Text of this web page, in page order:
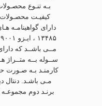
بـه تنـوع
کیفیـت محصـولات
دارای گواهینامـه
مــی باشــد که
کارمنـد بـه صـورت
مـی باشـد. دنتال
برنـد دوم